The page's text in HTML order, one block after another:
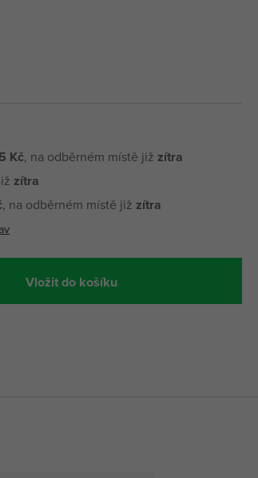
Kč, na odběrném místě již zítra
zítra
, na odběrném místě již zítra
Vložit do košíku